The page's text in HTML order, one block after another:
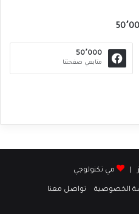
50٬000
متابعي صفحتنا
مي تكنولوجي
الخصوصية تواصل معنا